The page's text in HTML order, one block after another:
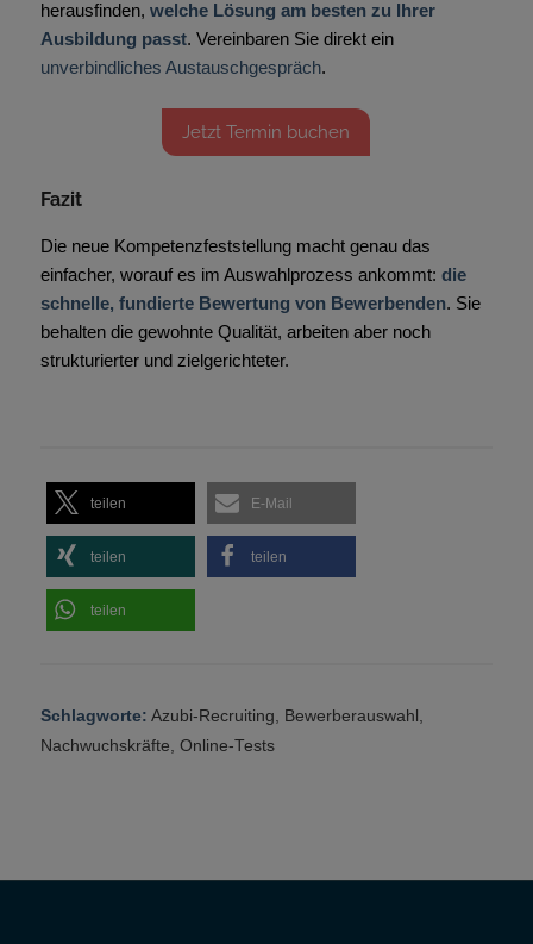
herausfinden, welche Lösung am besten zu Ihrer
Ausbildung passt. Vereinbaren Sie direkt ein
unverbindliches Austauschgespräch.
Jetzt Termin buchen
Fazit
Die neue Kompetenzfeststellung macht genau das
einfacher, worauf es im Auswahlprozess ankommt: die
schnelle, fundierte Bewertung von Bewerbenden. Sie
behalten die gewohnte Qualität, arbeiten aber noch
strukturierter und zielgerichteter.
teilen E-Mail
teilen teilen
teilen
Schlagworte: Azubi-Recruiting, Bewerberauswahl ,
Nachwuchskräfte, Online-Tests